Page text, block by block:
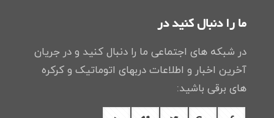
ما را دنبال کنید در
در شبکه های اجتماعی ما را دنبال کنید و در جریان
آخرین اخبار و اطلاعات دربهای اتوماتیک و کرکره
های برقی باشید: